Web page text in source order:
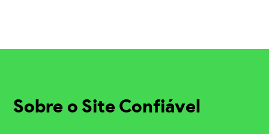
Sobre o Site Confiável